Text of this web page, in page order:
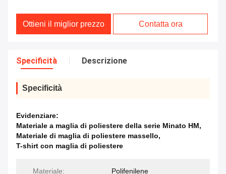
Ottieni il miglior prezzo Contatta ora
Specificità Descrizione
Specificità
Evidenziare:
Materiale a maglia di poliestere della serie Minato HM,
Materiale di maglia di poliestere massello,
T-shirt con maglia di poliestere
Materiale: Polifenilene